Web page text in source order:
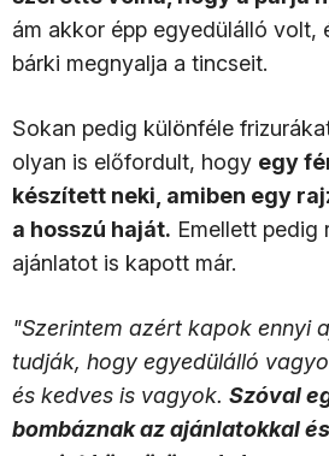
ám akkor épp egyedülálló volt,
bárki megnyalja a tincseit.
Sokan pedig különféle
olyan is előfordult, hogy egy
készített neki, amiben egy
a hosszú haját. Emellett pedig
ajánlatot is kapott már.
"Szerintem azért kapok ennyi
tudják, hogy egyedülálló
és kedves is vagyok. Szóval
bombáznak az ajánlatokkal